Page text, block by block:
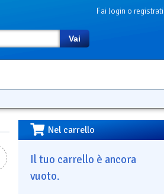
Fai login o registrati
Vai
Nel carrello
Il tuo carrello è ancora
vuoto.